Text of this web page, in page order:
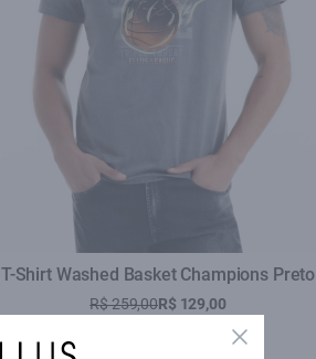
T-Shirt Washed Basket Champions Preto
R$ 259,00R$ 129,00
1X de R$ 129,00 sem jurosClose